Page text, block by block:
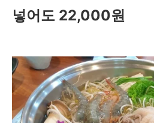
넣어도 22,000원